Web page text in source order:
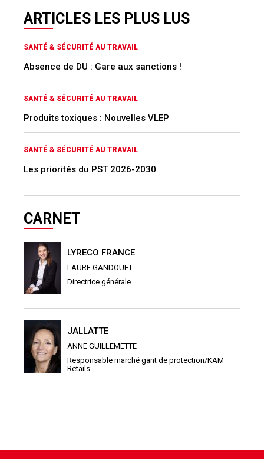
ARTICLES LES PLUS LUS
SANTÉ & SÉCURITÉ AU TRAVAIL
Absence de DU : Gare aux sanctions !
SANTÉ & SÉCURITÉ AU TRAVAIL
Produits toxiques : Nouvelles VLEP
SANTÉ & SÉCURITÉ AU TRAVAIL
Les priorités du PST 2026-2030
CARNET
LYRECO FRANCE
LAURE GANDOUET
Directrice générale
JALLATTE
ANNE GUILLEMETTE
Responsable marché gant de protection/KAM
Retails